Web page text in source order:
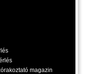
magazin